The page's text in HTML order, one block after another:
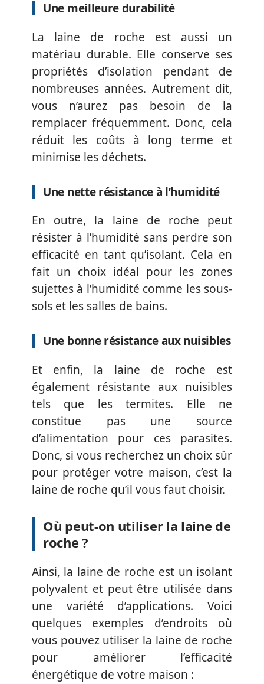
Une meilleure durabilité
La laine de roche est aussi un
matériau durable. Elle conserve ses
propriétés d’isolation pendant de
nombreuses années. Autrement dit,
vous n’aurez pas besoin de la
remplacer fréquemment. Donc, cela
réduit les coûts à long terme et
minimise les déchets.
Une nette résistance à l’humidité
En outre, la laine de roche peut
résister à l’humidité sans perdre son
efficacité en tant qu’isolant. Cela en
fait un choix idéal pour les zones
sujettes à l’humidité comme les sous-
sols et les salles de bains.
Une bonne résistance aux nuisibles
Et enfin, la laine de roche est
également résistante aux nuisibles
tels que les termites. Elle ne
constitue pas une source
d’alimentation pour ces parasites.
Donc, si vous recherchez un choix sûr
pour protéger votre maison, c’est la
laine de roche qu’il vous faut choisir.
Où peut-on utiliser la laine de
roche ?
Ainsi, la laine de roche est un isolant
polyvalent et peut être utilisée dans
une variété d’applications. Voici
quelques exemples d’endroits où
vous pouvez utiliser la laine de roche
pour améliorer l’efficacité
énergétique de votre maison :